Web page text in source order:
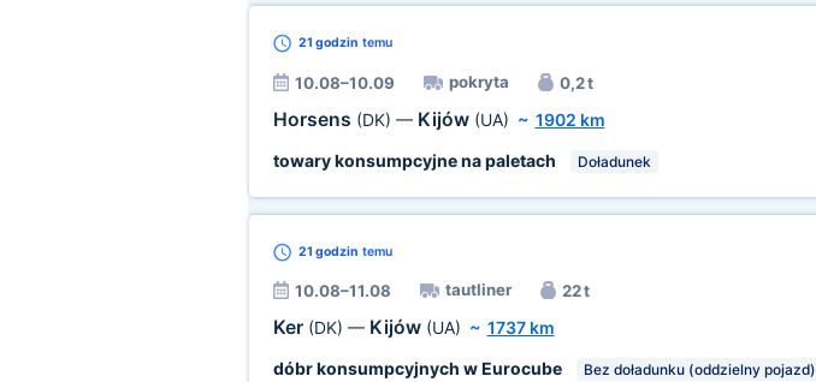
21 godzin temu
10.08–10.09 pokryta 0,2 t
Horsens (DK) — Kijów (UA) ~ 1902 km
towary konsumpcyjne na paletach
Doładunek
21 godzin temu
10.08–11.08 tautliner 22 t
Ker (DK) — Kijów (UA) ~ 1737 km
dóbr konsumpcyjnych w Eurocube
Bez doładunku (oddzielny pojazd)